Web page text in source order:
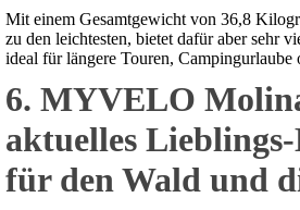
Mit einem Gesamtgewicht von 36,8
zu den leichtesten, bietet dafür aber sehr
ideal für längere Touren, Campingurlaube
6. MYVELO
aktuelles
für den Wald und